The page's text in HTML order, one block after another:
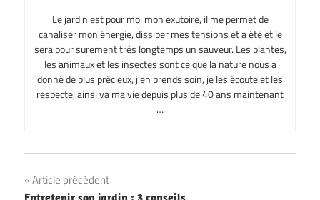
Le jardin est pour moi mon exutoire, il me permet de
canaliser mon énergie, dissiper mes tensions et a été et le
sera pour surement très longtemps un sauveur. Les plantes,
les animaux et les insectes sont ce que la nature nous a
donné de plus précieux, j’en prends soin, je les écoute et les
respecte, ainsi va ma vie depuis plus de 40 ans maintenant
…
Navigation
Article précédent